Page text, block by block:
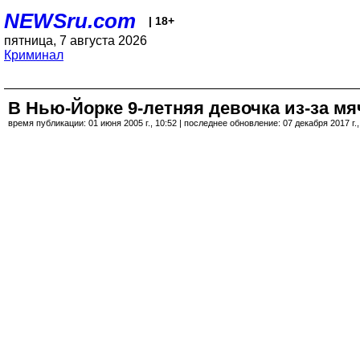
NEWSru.com | 18+
пятница, 7 августа 2026
Криминал
В Нью-Йорке 9-летняя девочка из-за
время публикации: 01 июня 2005 г., 10:52 | последнее обновление: 07 декабря 2017